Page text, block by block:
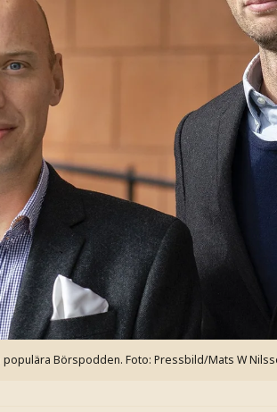
populära Börspodden. Foto: Pressbild/Mats W